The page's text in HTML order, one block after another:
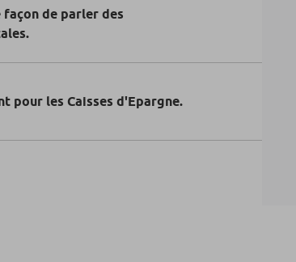
façon de parler des
pour les Caisses d'Epargne.